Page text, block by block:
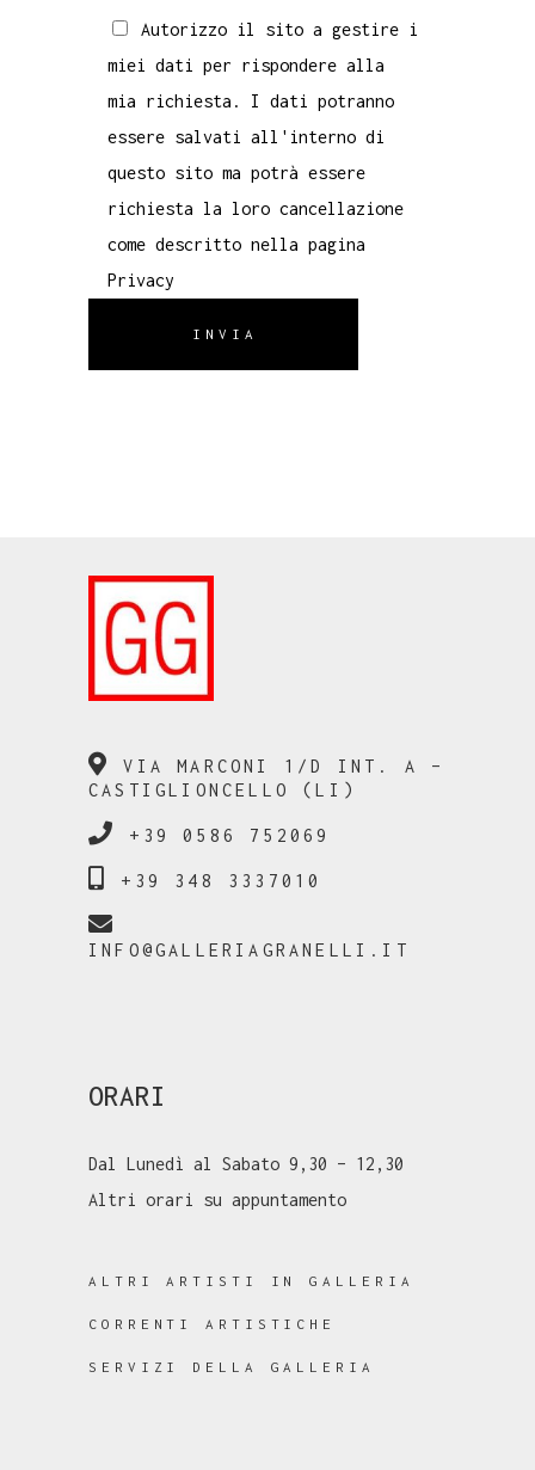
Autorizzo il sito a gestire i
miei dati per rispondere alla
mia richiesta. I dati potranno
essere salvati all'interno di
questo sito ma potrà essere
richiesta la loro cancellazione
come descritto nella pagina
Privacy
INVIA
VIA MARCONI 1/D INT. A –
CASTIGLIONCELLO (LI)
+39 0586 752069
+39 348 3337010
INFO@GALLERIAGRANELLI.IT
ORARI
Dal Lunedì al Sabato 9,30 – 12,30
Altri orari su appuntamento
ALTRI ARTISTI IN GALLERIA
CORRENTI ARTISTICHE
SERVIZI DELLA GALLERIA